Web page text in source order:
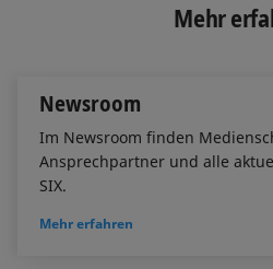
e
d
o
Mehr
Newsroom
Im Newsroom finden
Ansprechpartner und alle
SIX.
Mehr erfahren